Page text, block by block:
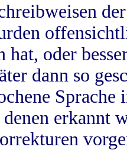
hat, oder
dann so
erkannt